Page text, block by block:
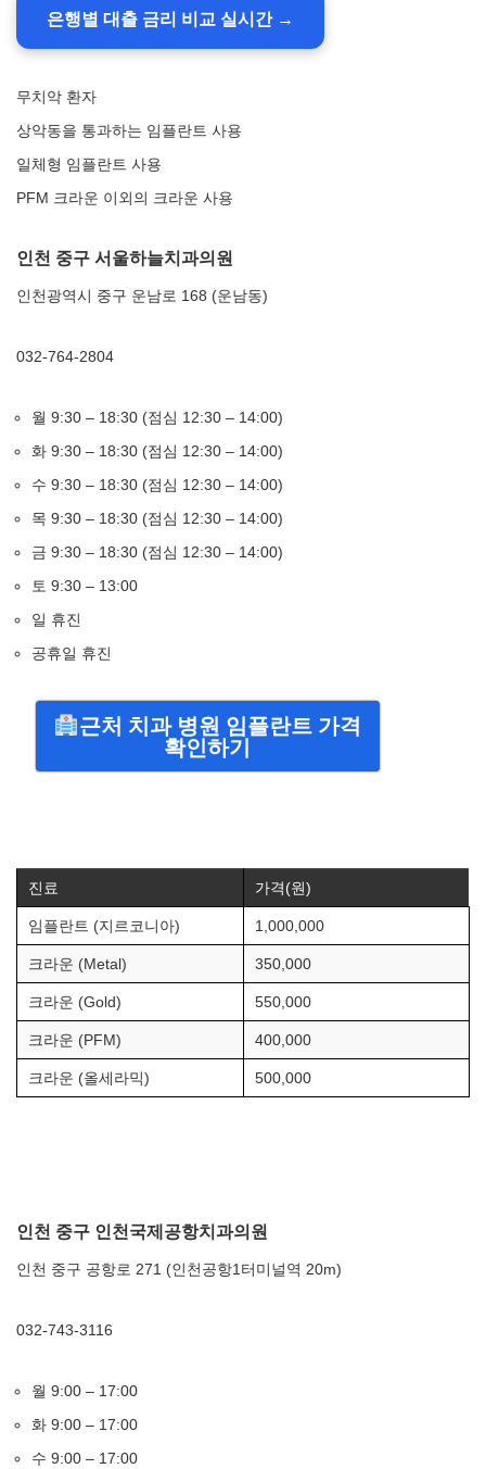
은행별 대출 금리 비교 실시간 →
무치악 환자
상악동을 통과하는 임플란트 사용
일체형 임플란트 사용
PFM 크라운 이외의 크라운 사용
인천 중구 서울하늘치과의원
인천광역시 중구 운남로 168 (운남동)
032-764-2804
월 9:30 – 18:30 (점심 12:30 – 14:00)
화 9:30 – 18:30 (점심 12:30 – 14:00)
수 9:30 – 18:30 (점심 12:30 – 14:00)
목 9:30 – 18:30 (점심 12:30 – 14:00)
금 9:30 – 18:30 (점심 12:30 – 14:00)
토 9:30 – 13:00
일 휴진
공휴일 휴진
근처 치과 병원 임플란트 가격
확인하기
진료 가격(원)
임플란트 (지르코니아) 1,000,000
크라운 (Metal) 350,000
크라운 (Gold) 550,000
크라운 (PFM) 400,000
크라운 (올세라믹) 500,000
인천 중구 인천국제공항치과의원
인천 중구 공항로 271 (인천공항1터미널역 20m)
032-743-3116
월 9:00 – 17:00
화 9:00 – 17:00
수 9:00 – 17:00